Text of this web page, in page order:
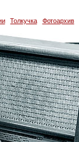
Толкучка Фотоархив